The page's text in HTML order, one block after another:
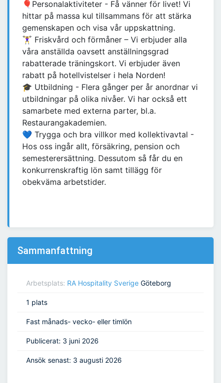
🎈Personalaktiviteter - Få vänner för livet! Vi
hittar på massa kul tillsammans för att stärka
gemenskapen och visa vår uppskattning.
🏋️‍♀️ Friskvård och förmåner – Vi erbjuder alla
våra anställda oavsett anställningsgrad
rabatterade träningskort. Vi erbjuder även
rabatt på hotellvistelser i hela Norden!
🎓 Utbildning - Flera gånger per år anordnar vi
utbildningar på olika nivåer. Vi har också ett
samarbete med externa parter, bl.a.
Restaurangakademien.
💙 Trygga och bra villkor med kollektivavtal -
Hos oss ingår allt, försäkring, pension och
semesterersättning. Dessutom så får du en
konkurrenskraftig lön samt tillägg för
obekväma arbetstider.
Sammanfattning
Arbetsplats: RA Hospitality Sverige Göteborg
1 plats
Fast månads- vecko- eller timlön
Publicerat: 3 juni 2026
Ansök senast: 3 augusti 2026